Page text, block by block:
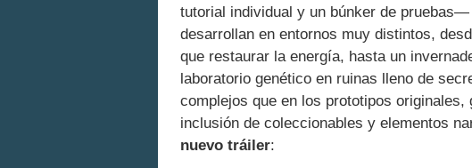
tutorial individual y un búnker de
desarrollan en entornos muy distintos,
que restaurar la energía, hasta un
laboratorio genético en ruinas lleno de
complejos que en los prototipos
inclusión de coleccionables y elementos
nuevo tráiler: